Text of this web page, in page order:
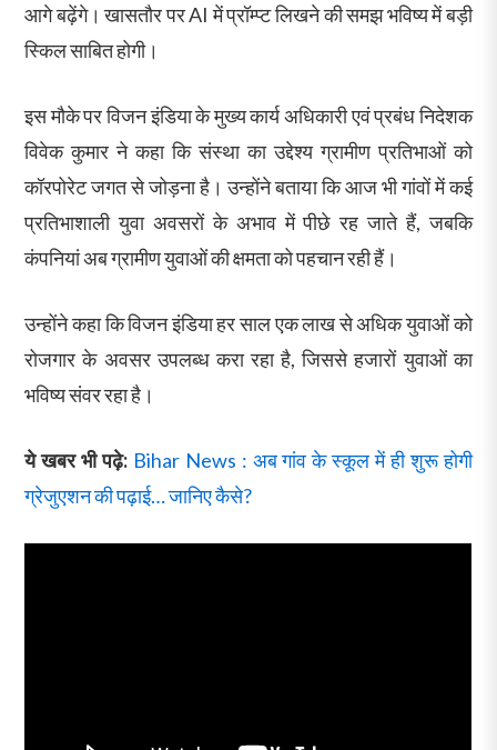
आगे बढ़ेंगे। खासतौर पर AI में प्रॉम्प्ट लिखने की समझ भविष्य में बड़ी
स्किल साबित होगी।
इस मौके पर विजन इंडिया के मुख्य कार्य अधिकारी एवं प्रबंध निदेशक
विवेक कुमार ने कहा कि संस्था का उद्देश्य ग्रामीण प्रतिभाओं को
कॉरपोरेट जगत से जोड़ना है। उन्होंने बताया कि आज भी गांवों में कई
प्रतिभाशाली युवा अवसरों के अभाव में पीछे रह जाते हैं, जबकि
कंपनियां अब ग्रामीण युवाओं की क्षमता को पहचान रही हैं।
उन्होंने कहा कि विजन इंडिया हर साल एक लाख से अधिक युवाओं को
रोजगार के अवसर उपलब्ध करा रहा है, जिससे हजारों युवाओं का
भविष्य संवर रहा है।
ये खबर भी पढ़े: Bihar News : अब गांव के स्कूल में ही शुरू होगी
ग्रेजुएशन की पढ़ाई… जानिए कैसे?